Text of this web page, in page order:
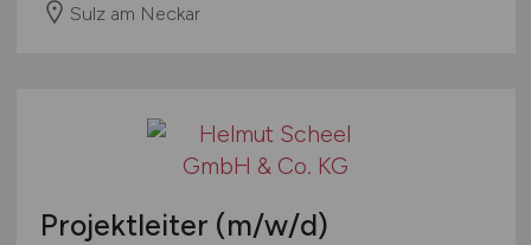
Sulz am Neckar
Projektleiter (m/w/d)